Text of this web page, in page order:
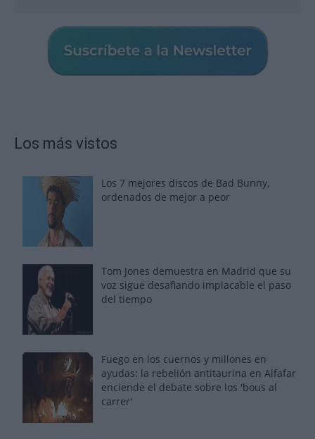
Los más vistos
Los 7 mejores discos de Bad Bunny,
ordenados de mejor a peor
Tom Jones demuestra en Madrid que su
voz sigue desafiando implacable el paso
del tiempo
Fuego en los cuernos y millones en
ayudas: la rebelión antitaurina en Alfafar
enciende el debate sobre los 'bous al
carrer'